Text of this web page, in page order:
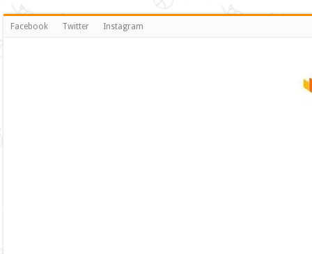
Facebook Twitter Instagram